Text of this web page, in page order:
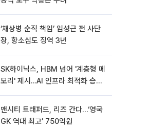
‘채상병 순직 책임’ 임성근 전 사단
장, 항소심도 징역 3년
SK하이닉스, HBM 넘어 '계층형 메
모리' 제시…AI 인프라 최적화 승부
맨시티 트래퍼드, 리즈 간다…‘영국
GK 역대 최고’ 750억원